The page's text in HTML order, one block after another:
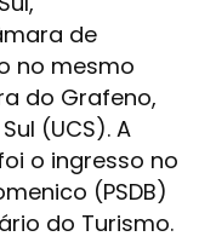
de
no mesmo
do Grafeno,
(UCS). A
o ingresso no
(PSDB)
do Turismo.